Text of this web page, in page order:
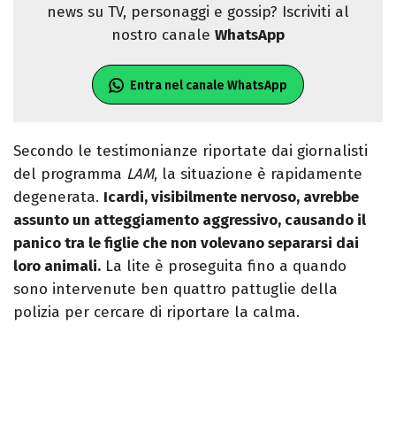
news su TV, personaggi e gossip? Iscriviti al
nostro canale WhatsApp
Entra nel canale WhatsApp
Secondo le testimonianze riportate dai giornalisti
del programma LAM, la situazione è rapidamente
degenerata. Icardi, visibilmente nervoso, avrebbe
assunto un atteggiamento aggressivo, causando il
panico tra le figlie che non volevano separarsi dai
loro animali. La lite è proseguita fino a quando
sono intervenute ben quattro pattuglie della
polizia per cercare di riportare la calma.